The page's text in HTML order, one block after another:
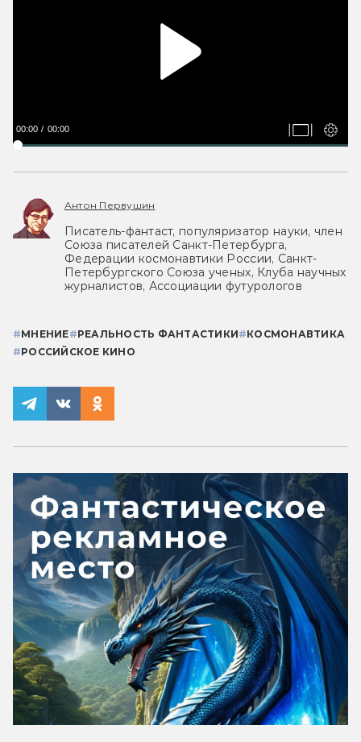
00:00 00:00
Антон Первушин
Писатель-фантаст, популяризатор науки, член
Союза писателей Санкт-Петербурга,
Федерации космонавтики России, Санкт-
Петербургского Союза ученых, Клуба научных
журналистов, Ассоциации футурологов
#МНЕНИЕ#РЕАЛЬНОСТЬ ФАНТАСТИКИ#КОСМОНАВТИКА
#РОССИЙСКОЕ КИНО